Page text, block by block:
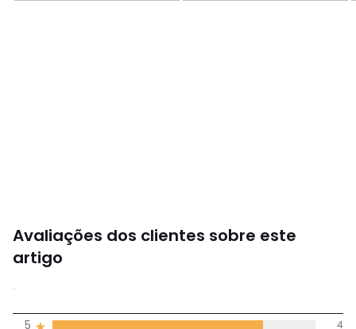
Avaliações dos clientes sobre este
artigo
4,6
5 4